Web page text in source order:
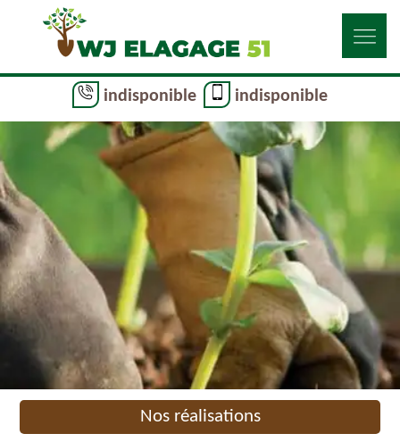
indisponible indisponible
Nos réalisations